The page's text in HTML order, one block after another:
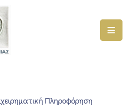
Πληροφόρηση